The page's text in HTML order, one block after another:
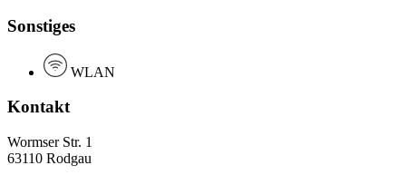
Sonstiges
WLAN
Kontakt
Wormser Str. 1
63110 Rodgau